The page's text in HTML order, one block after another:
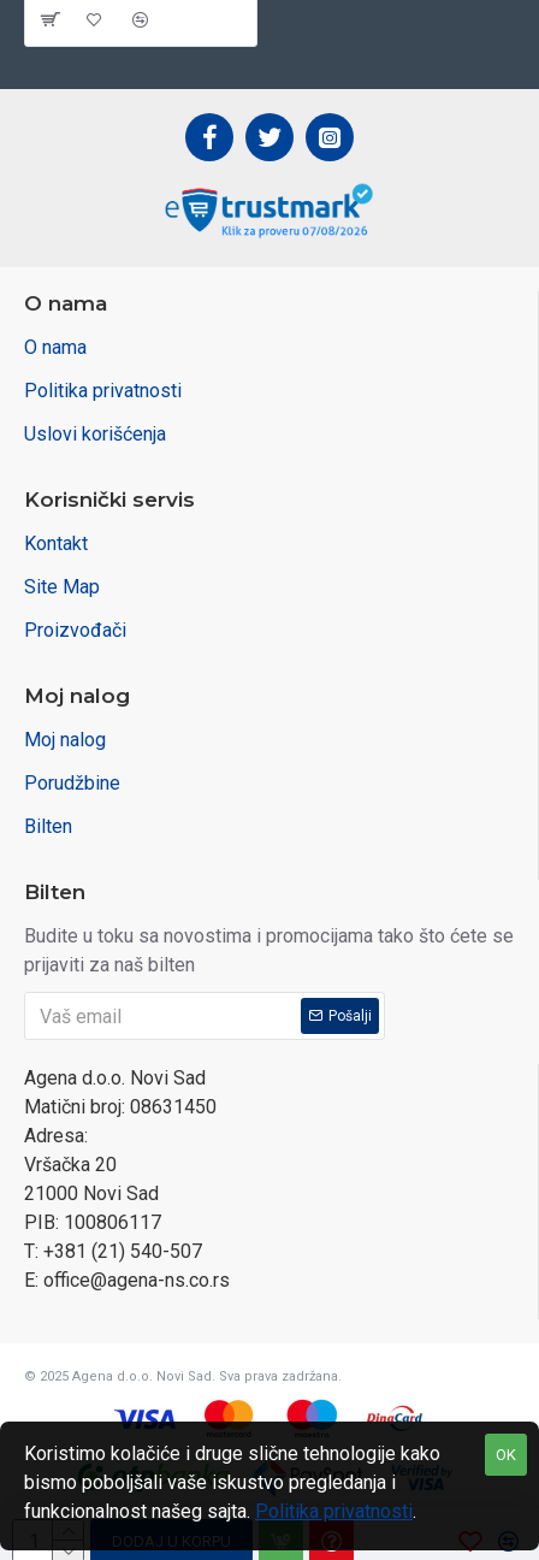
DODAJ U KORPU
O nama
O nama
Politika privatnosti
Uslovi korišćenja
Korisnički servis
Kontakt
Site Map
Proizvođači
Moj nalog
Moj nalog
Porudžbine
Bilten
Bilten
Budite u toku sa novostima i promocijama tako što ćete se
prijaviti za naš bilten
Pošalji
Agena d.o.o. Novi Sad
Matični broj: 08631450
Adresa:
Vršačka 20
21000 Novi Sad
PIB: 100806117
T: +381 (21) 540-507
E: office@agena-ns.co.rs
© 2025 Agena d.o.o. Novi Sad. Sva prava zadržana.
OK
Koristimo kolačiće i druge slične tehnologije kako
bismo poboljšali vaše iskustvo pregledanja i
funkcionalnost našeg sajta. Politika privatnosti.